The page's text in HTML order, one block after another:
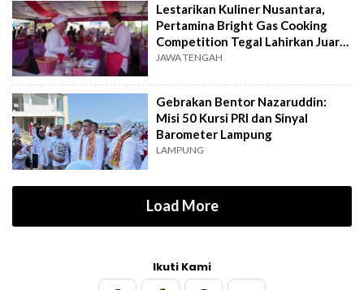
Lestarikan Kuliner Nusantara,
Pertamina Bright Gas Cooking
Competition Tegal Lahirkan Juara
Baru
JAWA TENGAH
Gebrakan Bentor Nazaruddin:
Misi 50 Kursi PRI dan Sinyal
Barometer Lampung
LAMPUNG
Load More
Ikuti Kami